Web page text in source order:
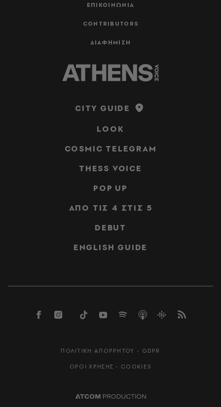
ΕΠΙΚΟΙΝΩΝΙΑ
CONTRIBUTORS
ΔΙΑΦΗΜΙΣΗ
CITY GUIDE
LOOK
COSMIC TELEGRAM
THESS VOICE
POP UP
ΑΠΟ ΤΙΣ 4 ΣΤΙΣ 5
DEBUT
ENGLISH GUIDE
ΠΟΛΙΤΙΚΗ ΑΠΟΡΡΗΤΟΥ - GDPR
ΟΡΟΙ ΧΡΗΣΗΣ - COOKIES